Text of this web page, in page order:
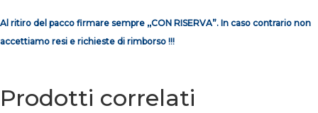
Al ritiro del pacco firmare sempre ,,CON RISERVA”. In caso contrario non
accettiamo resi e richieste di rimborso !!!
Prodotti correlati